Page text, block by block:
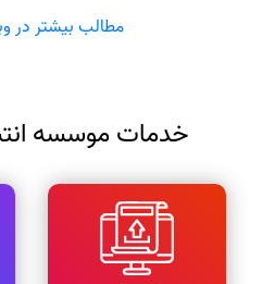
مطالب بیشتر در
خدمات موسسه